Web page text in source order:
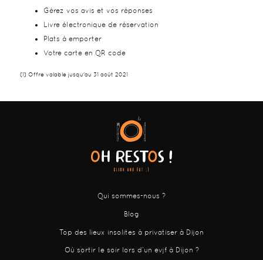
Gérez vos avis et vos réponses
Livre électronique de réservation
Plats à emporter
Votre carte en QR code
(1) Offre valable jusqu'au 31 août 2021
Qui sommes-nous ?
Blog
Top des lieux insolites à privatiser à Dijon
Où sortir le soir lors d’un evjf à Dijon ?